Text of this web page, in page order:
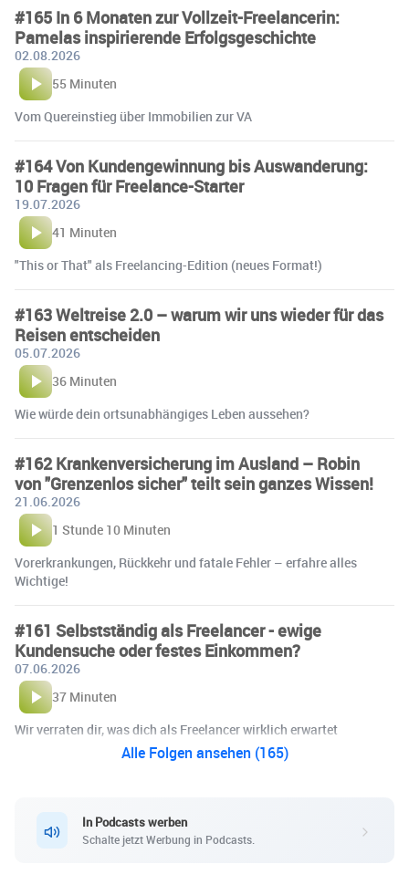
#165 In 6 Monaten zur Vollzeit-Freelancerin:
Pamelas inspirierende Erfolgsgeschichte
02.08.2026
55 Minuten
Vom Quereinstieg über Immobilien zur VA
#164 Von Kundengewinnung bis Auswanderung:
10 Fragen für Freelance-Starter
19.07.2026
41 Minuten
"This or That" als Freelancing-Edition (neues Format!)
#163 Weltreise 2.0 – warum wir uns wieder für das
Reisen entscheiden
05.07.2026
36 Minuten
Wie würde dein ortsunabhängiges Leben aussehen?
#162 Krankenversicherung im Ausland – Robin
von "Grenzenlos sicher" teilt sein ganzes Wissen!
21.06.2026
1 Stunde 10 Minuten
Vorerkrankungen, Rückkehr und fatale Fehler – erfahre alles
Wichtige!
#161 Selbstständig als Freelancer - ewige
Kundensuche oder festes Einkommen?
07.06.2026
37 Minuten
Wir verraten dir, was dich als Freelancer wirklich erwartet
Alle Folgen ansehen (165)
In Podcasts werben
Schalte jetzt Werbung in Podcasts.